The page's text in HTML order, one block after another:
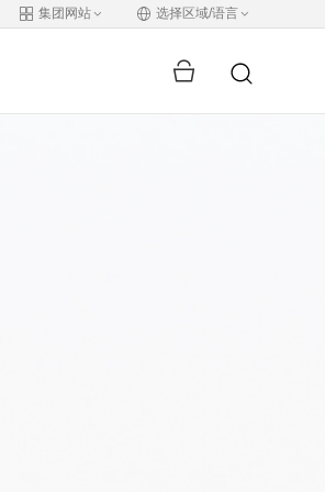
集团网站 选择区域/语言